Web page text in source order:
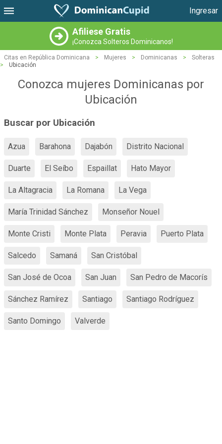
Ingresar
Afiliese Gratis
¡Conozca Solteros Dominicanos!
Citas en República Dominicana > Mujeres > Dominicanas >
Solteras
>
Ubicación
Conozca mujeres Dominicanas por
Ubicación
Buscar por Ubicación
Azua Barahona Dajabón Distrito Nacional
Duarte El Seíbo Espaillat Hato Mayor
La Altagracia La Romana La Vega
María Trinidad Sánchez Monseñor Nouel
Monte Cristi Monte Plata Peravia Puerto Plata
Salcedo Samaná San Cristóbal
San José de Ocoa San Juan San Pedro de Macorís
Sánchez Ramírez Santiago Santiago Rodríguez
Santo Domingo Valverde